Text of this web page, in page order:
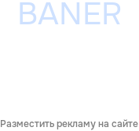
Разместить рекламу на сайте